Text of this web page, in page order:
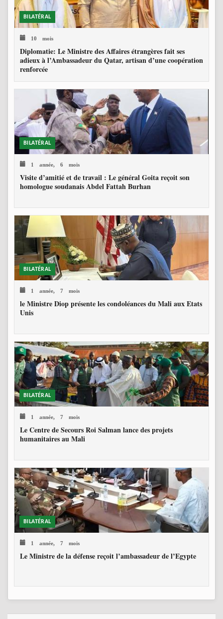
BILATÉRAL
10 mois
Diplomatie: Le Ministre des Affaires étrangères fait ses
adieux à l’Ambassadeur du Qatar, artisan d’une coopération
renforcée
BILATÉRAL
1 année, 6 mois
Visite d’amitié et de travail : Le général Goita reçoit son
homologue soudanais Abdel Fattah Burhan
BILATÉRAL
1 année, 7 mois
le Ministre Diop présente les condoléances du Mali aux Etats
Unis
BILATÉRAL
1 année, 7 mois
Le Centre de Secours Roi Salman lance des projets
humanitaires au Mali
BILATÉRAL
1 année, 7 mois
Le Ministre de la défense reçoit l’ambassadeur de l’Egypte